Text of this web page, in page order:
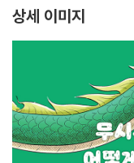
상세 이미지